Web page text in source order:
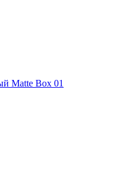
Matte Box 01